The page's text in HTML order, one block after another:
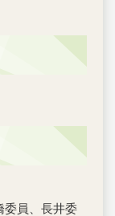
委員、長井委